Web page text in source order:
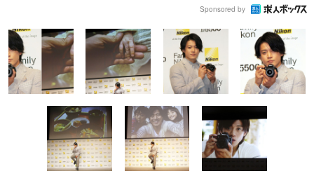
Sponsored by